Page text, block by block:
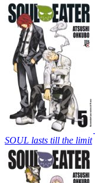
SOUL lasts till the limit